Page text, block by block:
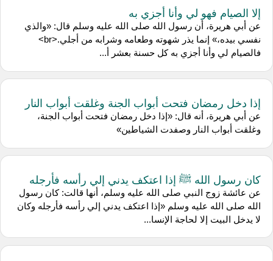
إلا الصيام فهو لي وأنا أجزي به
عن أبي هريرة، أن رسول الله صلى الله عليه وسلم قال: «والذي
نفسي بيده،» إنما يذر شهوته وطعامه وشرابه من أجلي.<br>
فالصيام لي وأنا أجزي به كل حسنة بعشر أ...
إذا دخل رمضان فتحت أبواب الجنة وغلقت أبواب النار
عن أبي هريرة، أنه قال: «إذا دخل رمضان فتحت أبواب الجنة،
وغلقت أبواب النار وصفدت الشياطين»
كان رسول الله ﷺ إذا اعتكف يدني إلي رأسه فأرجله
عن عائشة زوج النبي صلى الله عليه وسلم، أنها قالت: كان رسول
الله صلى الله عليه وسلم «إذا اعتكف يدني إلي رأسه فأرجله وكان
لا يدخل البيت إلا لحاجة الإنسا...